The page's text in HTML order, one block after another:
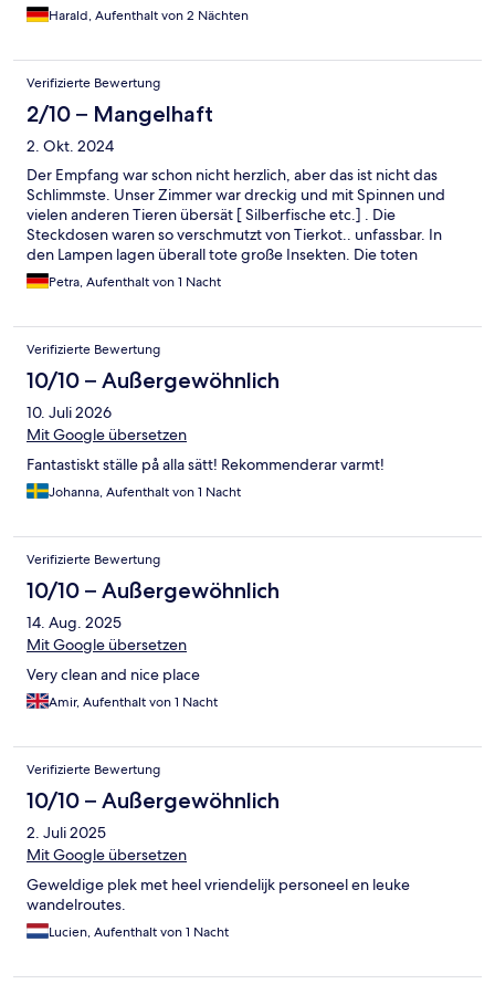
Harald, Aufenthalt von 2 Nächten
Verifizierte Bewertung
2/10 – Mangelhaft
2. Okt. 2024
Der Empfang war schon nicht herzlich, aber das ist nicht das
Schlimmste. Unser Zimmer war dreckig und mit Spinnen und
vielen anderen Tieren übersät [ Silberfische etc.] . Die
Steckdosen waren so verschmutzt von Tierkot.. unfassbar. In
den Lampen lagen überall tote große Insekten. Die toten
Insekten gingen ja...aber leider wurden wir bei später Ankunft
auch von lebenden ekligen Insekten empfangen. Spinnweben
hat das Zimmer gelebt..fühlte mich wie im Dschungelcamp. Auf
meine Beschwerden morgens beim auschecken wurde nicht
reagiert..auch nicht im anschließenden email Kontakt. Dieses
Hotel würde ich nie wieder buchen..wie da gute Bewertungen
zustande gekommen sind muss am Frühstück liegen, dieses
hatten wir nicht dabei. Schade für so ein Hotel. Wenn ich nicht
im voraus bezahlt hätte, dann hätte ich es auch niemals bezahlt.
Petra, Aufenthalt von 1 Nacht
Verifizierte Bewertung
10/10 – Außergewöhnlich
10. Juli 2026
Mit Google übersetzen
Fantastiskt ställe på alla sätt! Rekommenderar varmt!
Johanna, Aufenthalt von 1 Nacht
Verifizierte Bewertung
10/10 – Außergewöhnlich
14. Aug. 2025
Mit Google übersetzen
Very clean and nice place
Amir, Aufenthalt von 1 Nacht
Verifizierte Bewertung
10/10 – Außergewöhnlich
2. Juli 2025
Mit Google übersetzen
Geweldige plek met heel vriendelijk personeel en leuke
wandelroutes.
Lucien, Aufenthalt von 1 Nacht